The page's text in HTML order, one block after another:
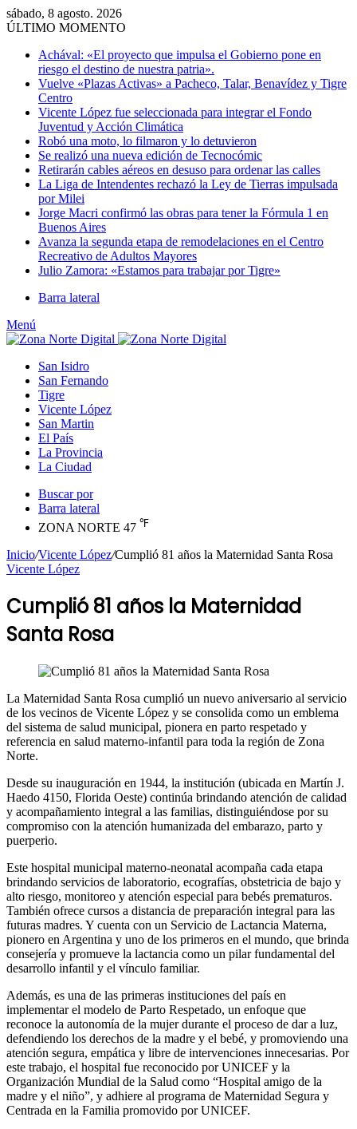
sábado, 8 agosto. 2026
ÚLTIMO MOMENTO
Achával: «El proyecto que impulsa el Gobierno pone en
riesgo el destino de nuestra patria».
Vuelve «Plazas Activas» a Pacheco, Talar, Benavídez y Tigre
Centro
Vicente López fue seleccionada para integrar el Fondo
Juventud y Acción Climática
Robó una moto, lo filmaron y lo detuvieron
Se realizó una nueva edición de Tecnocómic
Retirarán cables aéreos en desuso para ordenar las calles
La Liga de Intendentes rechazó la Ley de Tierras impulsada
por Milei
Jorge Macri confirmó las obras para tener la Fórmula 1 en
Buenos Aires
Avanza la segunda etapa de remodelaciones en el Centro
Recreativo de Adultos Mayores
Julio Zamora: «Estamos para trabajar por Tigre»
Barra lateral
Menú
San Isidro
San Fernando
Tigre
Vicente López
San Martin
El País
La Provincia
La Ciudad
Buscar por
Barra lateral
ZONA NORTE 47 ℉
Inicio/Vicente López/Cumplió 81 años la Maternidad Santa Rosa
Vicente López
Cumplió 81 años la Maternidad
Santa Rosa
La Maternidad Santa Rosa cumplió un nuevo aniversario al servicio
de los vecinos de Vicente López y se consolida como un emblema
del sistema de salud municipal, pionera en parto respetado y
referencia en salud materno-infantil para toda la región de Zona
Norte.
Desde su inauguración en 1944, la institución (ubicada en Martín J.
Haedo 4150, Florida Oeste) continúa brindando atención de calidad
y acompañamiento integral a las familias, distinguiéndose por su
compromiso con la atención humanizada del embarazo, parto y
puerperio.
Este hospital municipal materno-neonatal acompaña cada etapa
brindando servicios de laboratorio, ecografías, obstetricia de bajo y
alto riesgo, monitoreo y atención especial para bebés prematuros.
También ofrece cursos a distancia de preparación integral para las
futuras madres. Y cuenta con un Servicio de Lactancia Materna,
pionero en Argentina y uno de los primeros en el mundo, que brinda
consejería y promueve la lactancia como un pilar fundamental del
desarrollo infantil y el vínculo familiar.
Además, es una de las primeras instituciones del país en
implementar el modelo de Parto Respetado, un enfoque que
reconoce la autonomía de la mujer durante el proceso de dar a luz,
defendiendo los derechos de la madre y el bebé, y promoviendo una
atención segura, empática y libre de intervenciones innecesarias. Por
este trabajo, el hospital fue reconocido por UNICEF y la
Organización Mundial de la Salud como “Hospital amigo de la
madre y el niño”, y adhiere al programa de Maternidad Segura y
Centrada en la Familia promovido por UNICEF.